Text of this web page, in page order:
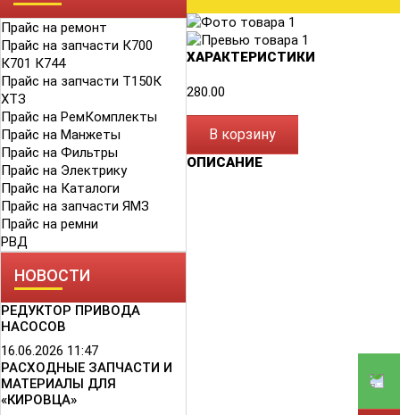
Прайс на ремонт
Прайс на запчасти К700
К701 К744
Прайс на запчасти Т150К
ХТЗ
Прайс на РемКомплекты
Прайс на Манжеты
Прайс на Фильтры
Прайс на Электрику
Прайс на Каталоги
Прайс на запчасти ЯМЗ
Прайс на ремни
РВД
НОВОСТИ
РЕДУКТОР ПРИВОДА
НАСОСОВ
16.06.2026 11:47
РАСХОДНЫЕ ЗАПЧАСТИ И
МАТЕРИАЛЫ ДЛЯ
«КИРОВЦА»
ХАРАКТЕРИСТИКИ
280.00
В корзину
ОПИСАНИЕ